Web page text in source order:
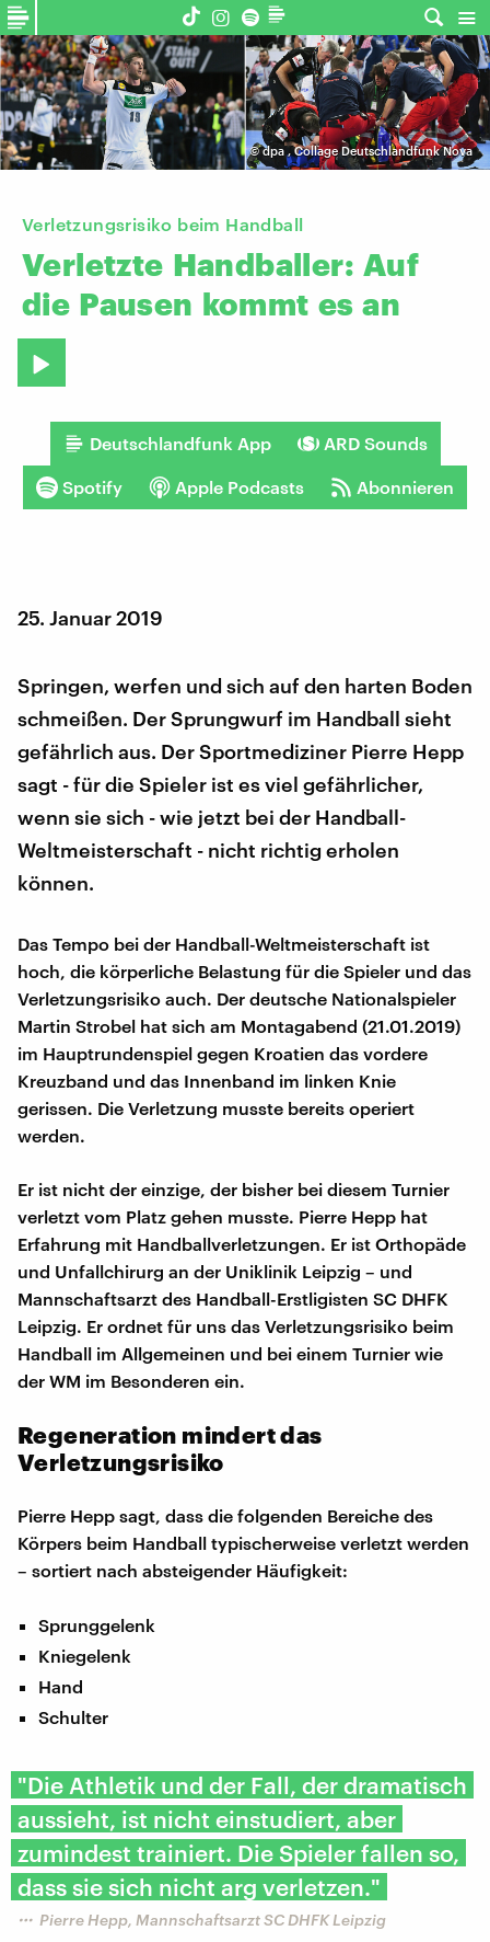
©dpa,Collage Deutschlandfunk Nova
Verletzungsrisiko beim Handball
Verletzte Handballer: Auf
die Pausen kommt es an
Deutschlandfunk App ARD Sounds
Spotify Apple Podcasts Abonnieren
25. Januar 2019
Springen, werfen und sich auf den harten Boden
schmeißen. Der Sprungwurf im Handball sieht
gefährlich aus. Der Sportmediziner Pierre Hepp
sagt - für die Spieler ist es viel gefährlicher,
wenn sie sich - wie jetzt bei der Handball-
Weltmeisterschaft - nicht richtig erholen
können.
Das Tempo bei der Handball-Weltmeisterschaft ist
hoch, die körperliche Belastung für die Spieler und das
Verletzungsrisiko auch. Der deutsche Nationalspieler
Martin Strobel hat sich am Montagabend (21.01.2019)
im Hauptrundenspiel gegen Kroatien das vordere
Kreuzband und das Innenband im linken Knie
gerissen. Die Verletzung musste bereits operiert
werden.
Er ist nicht der einzige, der bisher bei diesem Turnier
verletzt vom Platz gehen musste. Pierre Hepp hat
Erfahrung mit Handballverletzungen. Er ist Orthopäde
und Unfallchirurg an der Uniklinik Leipzig – und
Mannschaftsarzt des Handball-Erstligisten SC DHFK
Leipzig. Er ordnet für uns das Verletzungsrisiko beim
Handball im Allgemeinen und bei einem Turnier wie
der WM im Besonderen ein.
Regeneration mindert das
Verletzungsrisiko
Pierre Hepp sagt, dass die folgenden Bereiche des
Körpers beim Handball typischerweise verletzt werden
– sortiert nach absteigender Häufigkeit:
Sprunggelenk
Kniegelenk
Hand
Schulter
"Die Athletik und der Fall, der dramatisch
aussieht, ist nicht einstudiert, aber
zumindest trainiert. Die Spieler fallen so,
dass sie sich nicht arg verletzen."
Pierre Hepp, Mannschaftsarzt SC DHFK Leipzig